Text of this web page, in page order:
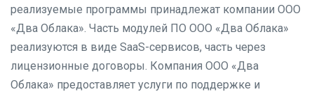
реализуемые программы принадлежат компании ООО
«Два Облака». Часть модулей ПО ООО «Два Облака»
реализуются в виде SaaS-сервисов, часть через
лицензионные договоры. Компания ООО «Два
Облака» предоставляет услуги по поддержке и